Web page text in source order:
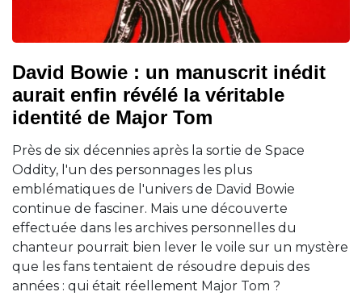
David Bowie : un manuscrit inédit
aurait enfin révélé la véritable
identité de Major Tom
Près de six décennies après la sortie de Space
Oddity, l'un des personnages les plus
emblématiques de l'univers de David Bowie
continue de fasciner. Mais une découverte
effectuée dans les archives personnelles du
chanteur pourrait bien lever le voile sur un mystère
que les fans tentaient de résoudre depuis des
années : qui était réellement Major Tom ?